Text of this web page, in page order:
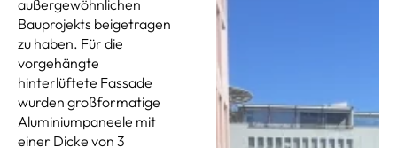
außergewöhnlichen
Bauprojekts beigetragen
zu haben. Für die
vorgehängte
hinterlüftete Fassade
wurden großformatige
Aluminiumpaneele mit
einer Dicke von 3